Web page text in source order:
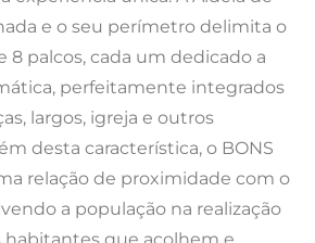
e o seu perímetro delimita o
8 palcos, cada um dedicado a
perfeitamente integrados
largos, igreja e outros
desta característica, o BONS
relação de proximidade com o
a população na realização
habitantes que acolhem e